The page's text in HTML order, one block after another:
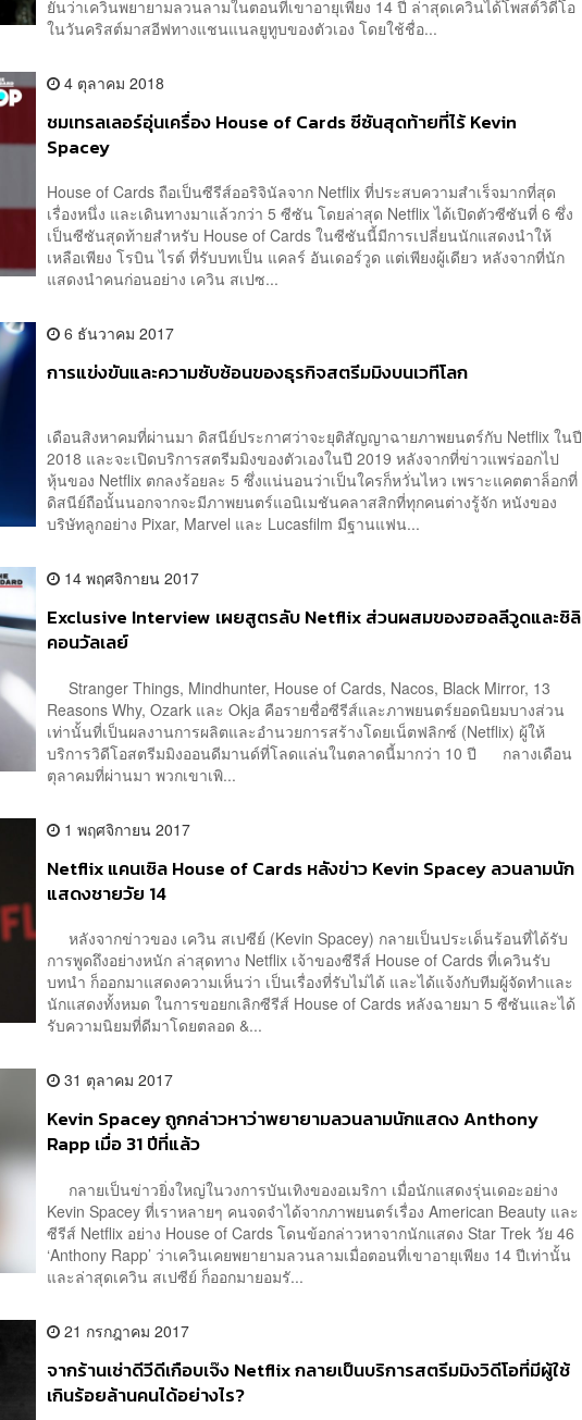
ยันว่าเควินพยายามลวนลามในตอนที่เขาอายุเพียง 14 ปี ล่าสุดเควินได้โพสต์วิดีโอ
ในวันคริสต์มาสอีฟทางแชนแนลยูทูบของตัวเอง โดยใช้ชื่อ...
4 ตุลาคม 2018
ชมเทรลเลอร์อุ่นเครื่อง House of Cards ซีซันสุดท้ายที่ไร้ Kevin
Spacey
House of Cards ถือเป็นซีรีส์ออริจินัลจาก Netflix ที่ประสบความสำเร็จมากที่สุด
เรื่องหนึ่ง และเดินทางมาแล้วกว่า 5 ซีซัน โดยล่าสุด Netflix ได้เปิดตัวซีซันที่ 6 ซึ่ง
เป็นซีซันสุดท้ายสำหรับ House of Cards ในซีซันนี้มีการเปลี่ยนนักแสดงนำให้
เหลือเพียง โรบิน ไรต์ ที่รับบทเป็น แคลร์ อันเดอร์วูด แต่เพียงผู้เดียว หลังจากที่นัก
แสดงนำคนก่อนอย่าง เควิน สเปซ...
6 ธันวาคม 2017
การแข่งขันและความซับซ้อนของธุรกิจสตรีมมิงบนเวทีโลก
เดือนสิงหาคมที่ผ่านมา ดิสนีย์ประกาศว่าจะยุติสัญญาฉายภาพยนตร์กับ Netflix ในปี
2018 และจะเปิดบริการสตรีมมิงของตัวเองในปี 2019 หลังจากที่ข่าวแพร่ออกไป
หุ้นของ Netflix ตกลงร้อยละ 5 ซึ่งแน่นอนว่าเป็นใครก็หวั่นไหว เพราะแคตตาล็อกที่
ดิสนีย์ถือนั้นนอกจากจะมีภาพยนตร์แอนิเมชันคลาสสิกที่ทุกคนต่างรู้จัก หนังของ
บริษัทลูกอย่าง Pixar, Marvel และ Lucasfilm มีฐานแฟน...
14 พฤศจิกายน 2017
Exclusive Interview เผยสูตรลับ Netflix ส่วนผสมของฮอลลีวูดและซิลิ
คอนวัลเลย์
Stranger Things, Mindhunter, House of Cards, Nacos, Black Mirror, 13
Reasons Why, Ozark และ Okja คือรายชื่อซีรีส์และภาพยนตร์ยอดนิยมบางส่วน
เท่านั้นที่เป็นผลงานการผลิตและอำนวยการสร้างโดยเน็ตฟลิกซ์ (Netflix) ผู้ให้
บริการวิดีโอสตรีมมิงออนดีมานด์ที่โลดแล่นในตลาดนี้มากว่า 10 ปี กลางเดือน
ตุลาคมที่ผ่านมา พวกเขาเพิ...
1 พฤศจิกายน 2017
Netflix แคนเซิล House of Cards หลังข่าว Kevin Spacey ลวนลามนัก
แสดงชายวัย 14
หลังจากข่าวของ เควิน สเปซีย์ (Kevin Spacey) กลายเป็นประเด็นร้อนที่ได้รับ
การพูดถึงอย่างหนัก ล่าสุดทาง Netflix เจ้าของซีรีส์ House of Cards ที่เควินรับ
บทนำ ก็ออกมาแสดงความเห็นว่า เป็นเรื่องที่รับไม่ได้ และได้แจ้งกับทีมผู้จัดทำและ
นักแสดงทั้งหมด ในการขอยกเลิกซีรีส์ House of Cards หลังฉายมา 5 ซีซันและได้
รับความนิยมที่ดีมาโดยตลอด &...
31 ตุลาคม 2017
Kevin Spacey ถูกกล่าวหาว่าพยายามลวนลามนักแสดง Anthony
Rapp เมื่อ 31 ปีที่แล้ว
กลายเป็นข่าวยิ่งใหญ่ในวงการบันเทิงของอเมริกา เมื่อนักแสดงรุ่นเดอะอย่าง
Kevin Spacey ที่เราหลายๆ คนจดจำได้จากภาพยนตร์เรื่อง American Beauty และ
ซีรีส์ Netflix อย่าง House of Cards โดนข้อกล่าวหาจากนักแสดง Star Trek วัย 46
‘Anthony Rapp’ ว่าเควินเคยพยายามลวนลามเมื่อตอนที่เขาอายุเพียง 14 ปีเท่านั้น
และล่าสุดเควิน สเปซีย์ ก็ออกมายอมรั...
21 กรกฎาคม 2017
จากร้านเช่าดีวีดีเกือบเจ๊ง Netflix กลายเป็นบริการสตรีมมิงวิดีโอที่มีผู้ใช้
เกินร้อยล้านคนได้อย่างไร?